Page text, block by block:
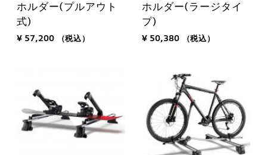
ホルダー(プルアウト
式)
¥ 57,200 （税込）
ホルダー(ラージタイ
プ)
¥ 50,380 （税込）